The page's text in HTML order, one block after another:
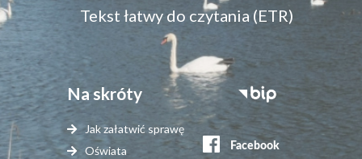
Tekst łatwy do czytania (ETR)
Na skróty
Jak załatwić sprawę
Oświata
Stopka
serwisy
zewnętrzne